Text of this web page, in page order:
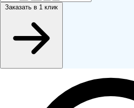
Заказать в 1 клик